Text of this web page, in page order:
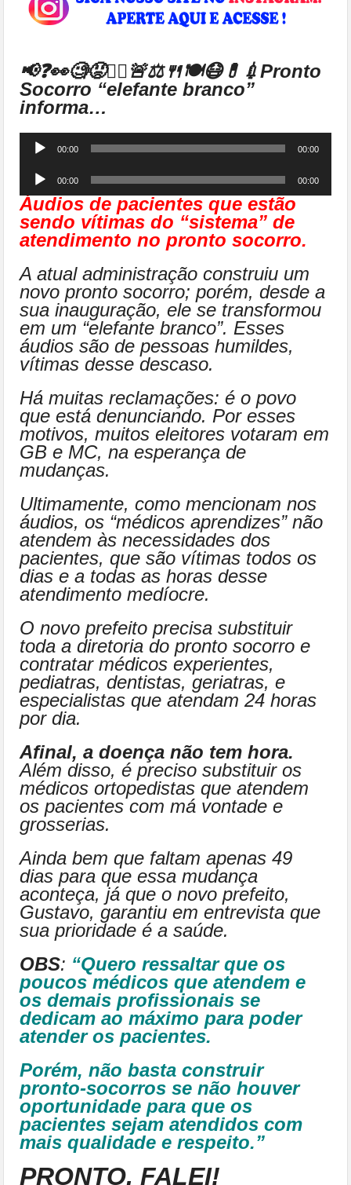
📢❓👀🧐😡🕵️‍♀️🚨⚖🍴🍽😷💊💉Pronto
Socorro “elefante branco”
informa…
Tocador
de
áudio
00:00 00:00
Tocador
de
áudio
00:00 00:00
Áudios de pacientes que estão
sendo vítimas do “sistema” de
atendimento no pronto socorro.
A atual administração construiu um
novo pronto socorro; porém, desde a
sua inauguração, ele se transformou
em um “elefante branco”. Esses
áudios são de pessoas humildes,
vítimas desse descaso.
Há muitas reclamações: é o povo
que está denunciando. Por esses
motivos, muitos eleitores votaram em
GB e MC, na esperança de
mudanças.
Ultimamente, como mencionam nos
áudios, os “médicos aprendizes” não
atendem às necessidades dos
pacientes, que são vítimas todos os
dias e a todas as horas desse
atendimento medíocre.
O novo prefeito precisa substituir
toda a diretoria do pronto socorro e
contratar médicos experientes,
pediatras, dentistas, geriatras, e
especialistas que atendam 24 horas
por dia.
Afinal, a doença não tem hora.
Além disso, é preciso substituir os
médicos ortopedistas que atendem
os pacientes com má vontade e
grosserias.
Ainda bem que faltam apenas 49
dias para que essa mudança
aconteça, já que o novo prefeito,
Gustavo, garantiu em entrevista que
sua prioridade é a saúde.
OBS: “Quero ressaltar que os
poucos médicos que atendem e
os demais profissionais se
dedicam ao máximo para poder
atender os pacientes.
Porém, não basta construir
pronto-socorros se não houver
oportunidade para que os
pacientes sejam atendidos com
mais qualidade e respeito.”
PRONTO, FALEI!